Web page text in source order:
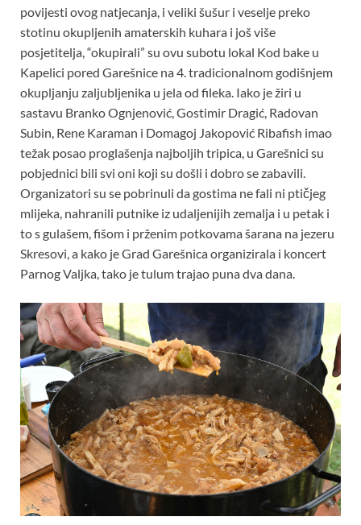
povijesti ovog natjecanja, i veliki šušur i veselje preko
stotinu okupljenih amaterskih kuhara i još više
posjetitelja, “okupirali” su ovu subotu lokal Kod bake u
Kapelici pored Garešnice na 4. tradicionalnom godišnjem
okupljanju zaljubljenika u jela od fileka. Iako je žiri u
sastavu Branko Ognjenović, Gostimir Dragić, Radovan
Subin, Rene Karaman i Domagoj Jakopović Ribafish imao
težak posao proglašenja najboljih tripica, u Garešnici su
pobjednici bili svi oni koji su došli i dobro se zabavili.
Organizatori su se pobrinuli da gostima ne fali ni ptičjeg
mlijeka, nahranili putnike iz udaljenijih zemalja i u petak i
to s gulašem, fišom i prženim potkovama šarana na jezeru
Skresovi, a kako je Grad Garešnica organizirala i koncert
Parnog Valjka, tako je tulum trajao puna dva dana.